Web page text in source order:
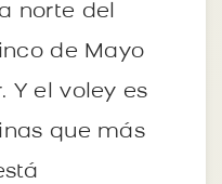
norte del
de Mayo
Y el voley es
que más